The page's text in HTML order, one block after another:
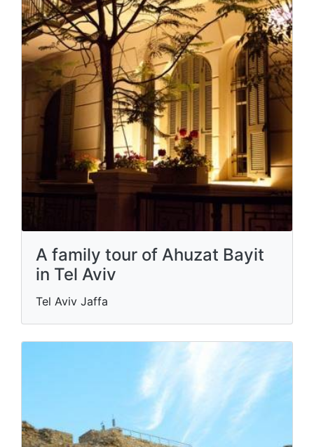
A family tour of Ahuzat Bayit
in Tel Aviv
Tel Aviv Jaffa